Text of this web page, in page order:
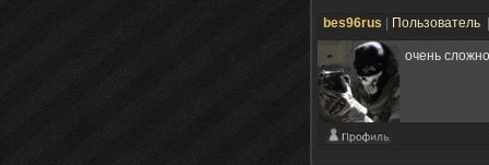
bes96rus Пользователь
очень